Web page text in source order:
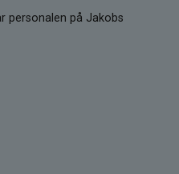
personalen på Jakobs